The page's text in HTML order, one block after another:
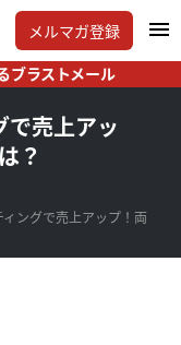
メルマガ登録
ブラストメール
で売上アッ
？
ングで売上アップ！両